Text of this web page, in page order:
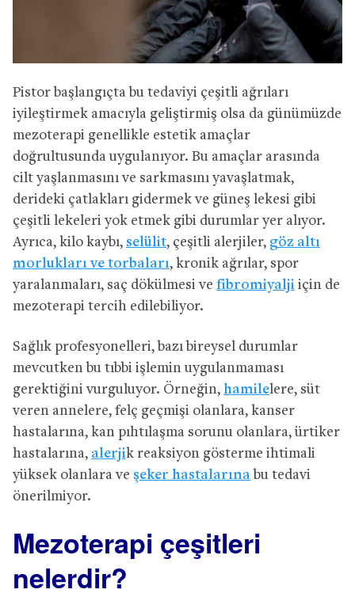
Pistor başlangıçta bu tedaviyi çeşitli ağrıları
iyileştirmek amacıyla geliştirmiş olsa da günümüzde
mezoterapi genellikle estetik amaçlar
doğrultusunda uygulanıyor. Bu amaçlar arasında
cilt yaşlanmasını ve sarkmasını yavaşlatmak,
derideki çatlakları gidermek ve güneş lekesi gibi
çeşitli lekeleri yok etmek gibi durumlar yer alıyor.
Ayrıca, kilo kaybı, selülit, çeşitli alerjiler, göz altı
morlukları ve torbaları, kronik ağrılar, spor
yaralanmaları, saç dökülmesi ve fibromiyalji için de
mezoterapi tercih edilebiliyor.
Sağlık profesyonelleri, bazı bireysel durumlar
mevcutken bu tıbbi işlemin uygulanmaması
gerektiğini vurguluyor. Örneğin, hamilelere, süt
veren annelere, felç geçmişi olanlara, kanser
hastalarına, kan pıhtılaşma sorunu olanlara, ürtiker
hastalarına, alerjik reaksiyon gösterme ihtimali
yüksek olanlara ve şeker hastalarına bu tedavi
önerilmiyor.
Mezoterapi çeşitleri
nelerdir?